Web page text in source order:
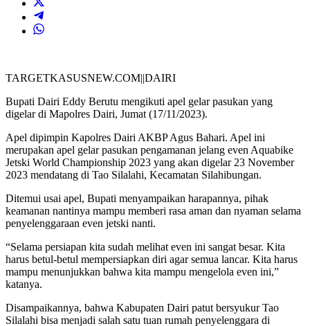
TARGETKASUSNEW.COM||DAIRI
Bupati Dairi Eddy Berutu mengikuti apel gelar pasukan yang
digelar di Mapolres Dairi, Jumat (17/11/2023).
Apel dipimpin Kapolres Dairi AKBP Agus Bahari. Apel ini
merupakan apel gelar pasukan pengamanan jelang even Aquabike
Jetski World Championship 2023 yang akan digelar 23 November
2023 mendatang di Tao Silalahi, Kecamatan Silahibungan.
Ditemui usai apel, Bupati menyampaikan harapannya, pihak
keamanan nantinya mampu memberi rasa aman dan nyaman selama
penyelenggaraan even jetski nanti.
“Selama persiapan kita sudah melihat even ini sangat besar. Kita
harus betul-betul mempersiapkan diri agar semua lancar. Kita harus
mampu menunjukkan bahwa kita mampu mengelola even ini,”
katanya.
Disampaikannya, bahwa Kabupaten Dairi patut bersyukur Tao
Silalahi bisa menjadi salah satu tuan rumah penyelenggara di